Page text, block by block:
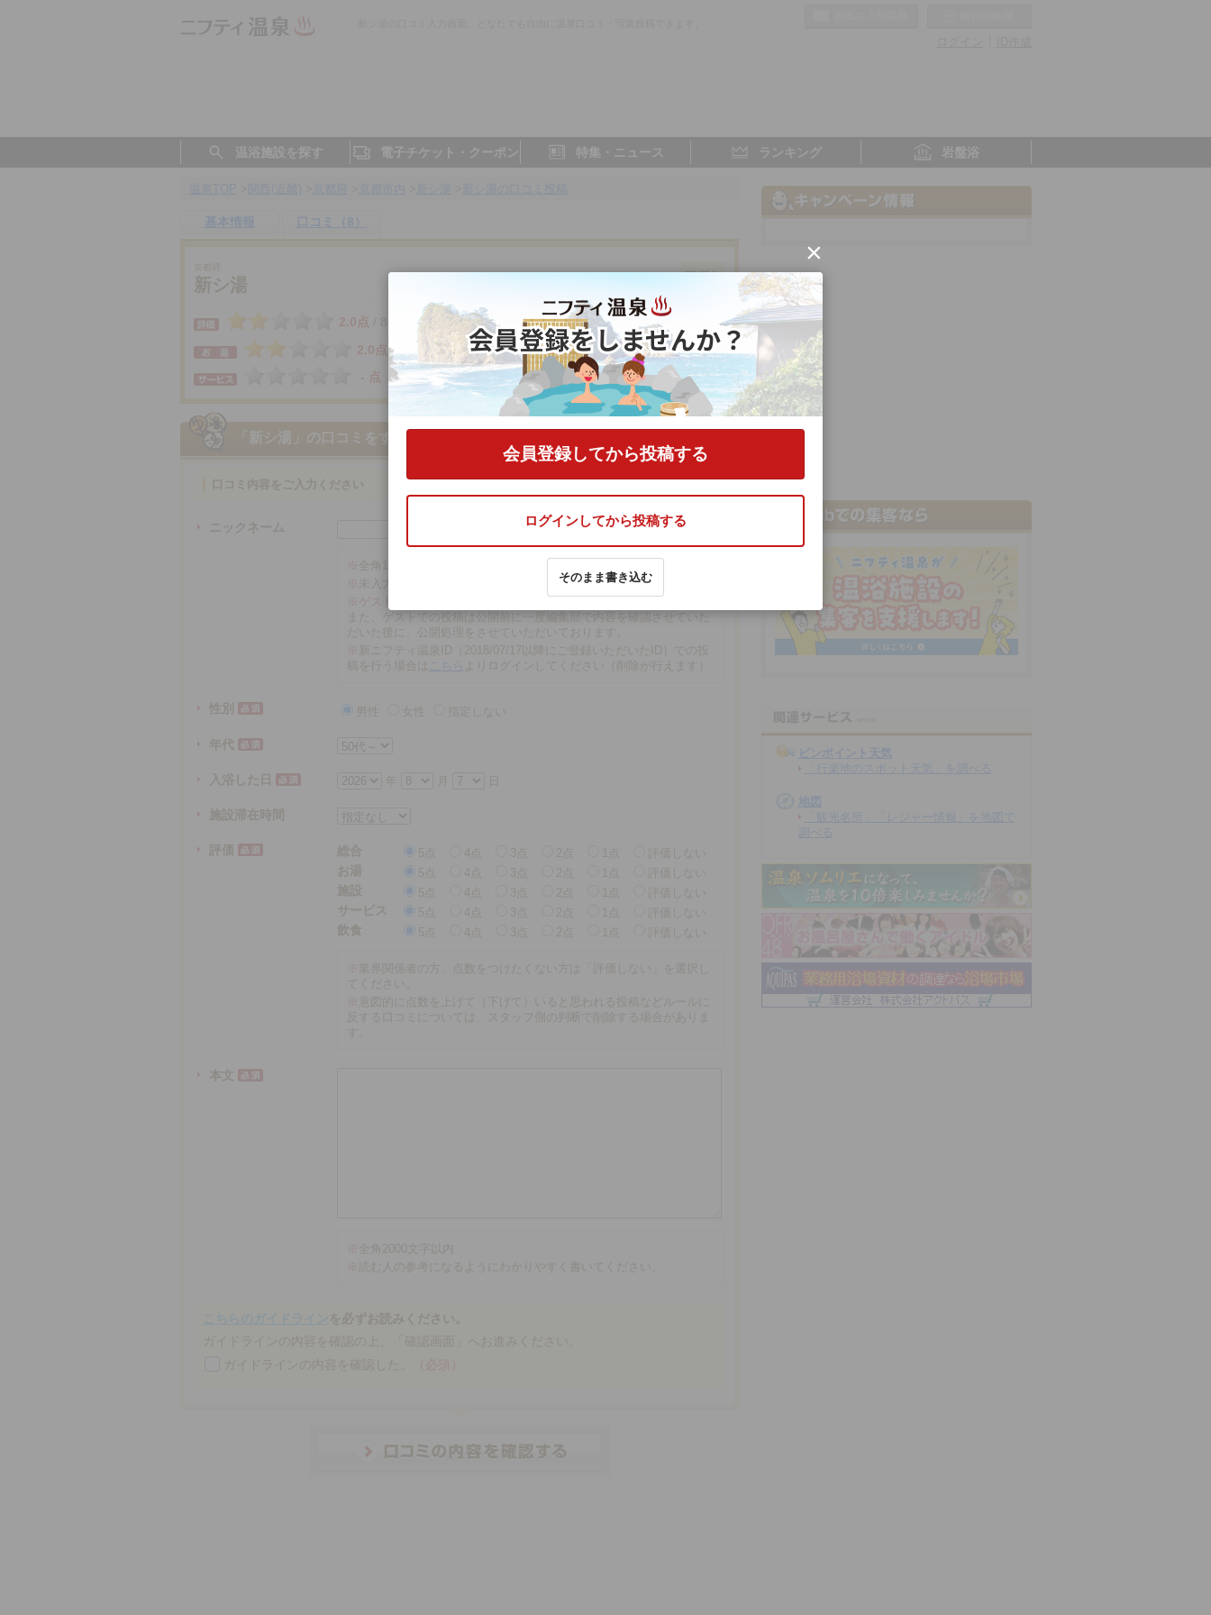
温浴施設を探す 電子チケット・クーポン 特集・ニュース ランキング 岩盤浴
基本情報 口コミ（8）
新シ湯
2.0点 / 8件 京都府／京都市内
2.0点
- 点
- 点
- 点
「新シ湯」 の口コミをする
ニックネーム
※ 全角16文字以内
※
※ゲストでの投稿は、再編集や削除ができませんので注意ください。
また、ゲストでの投稿は公開前に一度編集部で内容を確認させていた
だいた後に、公開処理をさせていただいております。
※ 新ニフティ温泉ID（2018/07/17以降にご登録いただいたID）での投
稿を行う場合は
こちら よりログインしてください（削除が行えます）
性別 男性 女性 指定しない
年代
入浴した日 年
施設滞在時間
評価 総合 5点 3点 2点 1点
評価しない
お湯
5点 3点 2点 1点
評価しない
施設
5点 3点 2点 1点
評価しない
サービス
5点 3点 2点 1点
評価しない
飲食
5点 3点 2点 1点 評価しない
※ 業界関係者の方、点数をつけたくない方は「評価しない」を選択し
てください。
※ 意図的に点数を上げて（下げて）いると思われる投稿などルールに
反する口コミについては、スタッフ側の判断で削除する場合がありま
本文
※ 全角2000文字以内
※ 読む人の参考になるようにわかりやすく書いてください。
（必須）
ピンポイント天気
「行楽地のスポット天気」を調べる
地図
「観光名所」「レジャー情報」を地図で
調べる
×
会員登録してから投稿する
ログインしてから投稿する
そのまま書き込む